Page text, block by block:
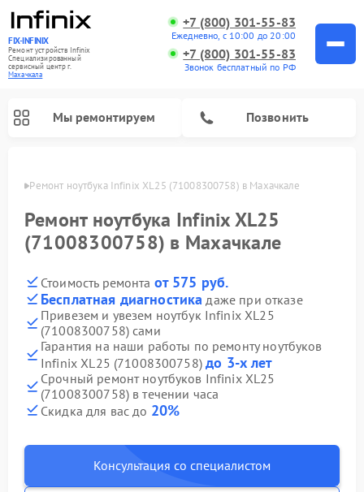
FIX-INFINIX
Ремонт устройств Infinix
Специализированный
cервисный центр г.
Махачкала
+7 (800) 301-55-83
Ежедневно, с 10:00 до 20:00
+7 (800) 301-55-83
Звонок бесплатный по РФ
Мы ремонтируем Позвонить
Ремонт ноутбука Infinix XL25 (71008300758) в Махачкале
Ремонт ноутбука Infinix XL25
(71008300758) в Махачкале
Стоимость ремонта от 575 руб.
Бесплатная диагностика даже при отказе
Привезем и увезем ноутбук Infinix XL25
(71008300758) сами
Гарантия на наши работы по ремонту ноутбуков
Infinix XL25 (71008300758)до 3-х лет
Срочный ремонт ноутбуков Infinix XL25
(71008300758) в течении часа
Скидка для вас до 20%
Консультация со специалистом